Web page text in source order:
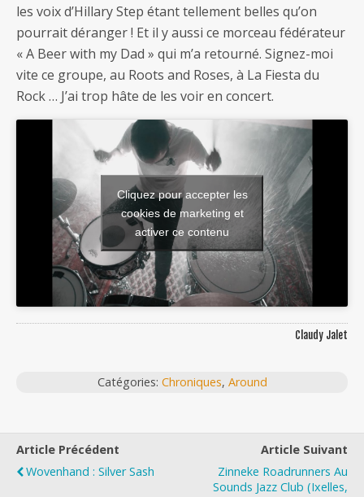
les voix d’Hillary Step étant tellement belles qu’on
pourrait déranger ! Et il y aussi ce morceau fédérateur
« A Beer with my Dad » qui m’a retourné. Signez-moi
vite ce groupe, au Roots and Roses, à La Fiesta du
Rock … J’ai trop hâte de les voir en concert.
Cliquez pour accepter les
cookies de marketing et
activer ce contenu
Claudy Jalet
Catégories: Chroniques, Around
Article Précédent
Wovenhand : Silver Sash
Article Suivant
Zinneke Roadrunners Au
Sounds Jazz Club (Ixelles,